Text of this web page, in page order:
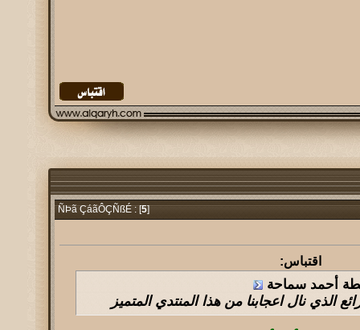
ÑÞã ÇáãÔÇÑßÉ : [
5]
اقتباس:
أحمد سماحة
الذي نال اعجابنا من هذا المنتدي المتميز